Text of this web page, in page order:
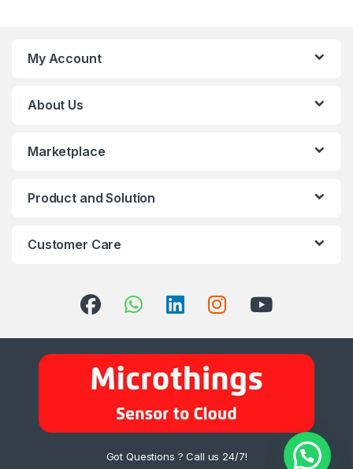
My Account
About Us
Marketplace
Product and Solution
Customer Care
Got Questions ? Call us 24/7!